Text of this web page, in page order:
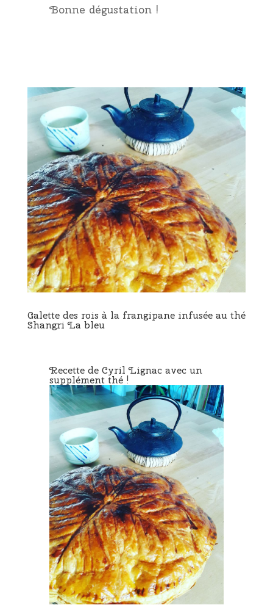
Bonne dégustation !
Galette des rois à la frangipane infusée au thé
Shangri La bleu
Recette de Cyril Lignac avec un
supplément thé !